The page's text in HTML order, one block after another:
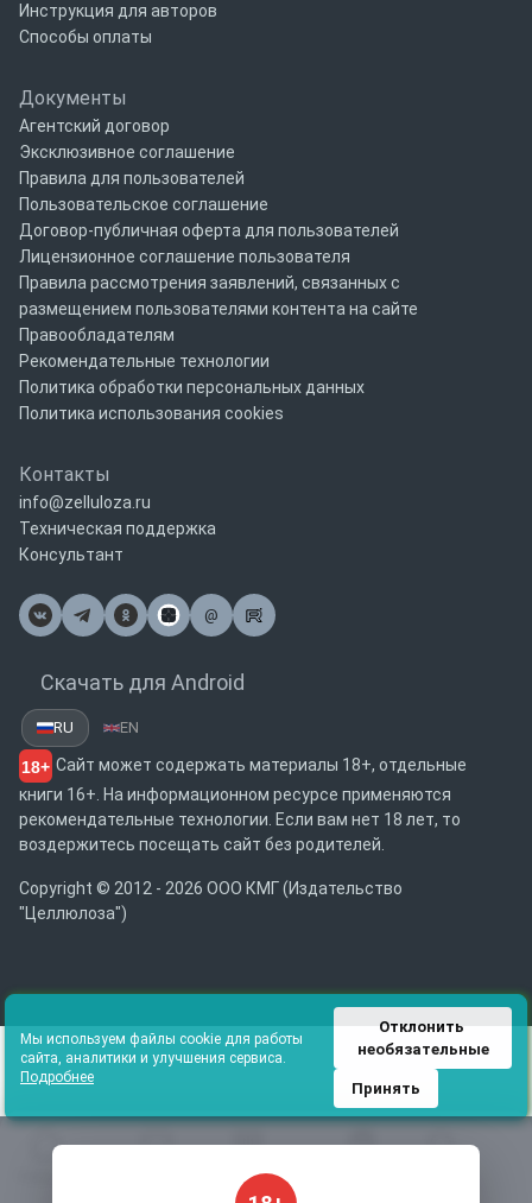
Каталог
Инструкция для авторов
Способы оплаты
Документы
Агентский договор
Эксклюзивное соглашение
Правила для пользователей
Пользовательское соглашение
Договор-публичная оферта для пользователей
Лицензионное соглашение пользователя
Правила рассмотрения заявлений, связанных с
размещением пользователями контента на сайте
Правообладателям
Рекомендательные технологии
Политика обработки персональных данных
Политика использования cookies
Контакты
info@zelluloza.ru
Техническая поддержка
Консультант
@
Почта
Скачать для Android
RU EN
18+ Сайт может содержать материалы 18+, отдельные
книги 16+. На информационном ресурсе применяются
рекомендательные технологии. Если вам нет 18 лет, то
воздержитесь посещать сайт без родителей.
Copyright © 2012 - 2026 ООО КМГ (Издательство
"Целлюлоза")
Мы используем файлы cookie для работы
сайта, аналитики и улучшения сервиса.
Подробнее
Отклонить
необязательные
Принять